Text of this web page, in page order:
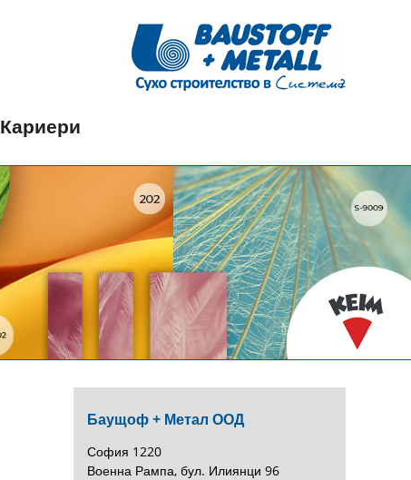
Кариери
Баущоф + Метал ООД
София 1220
Военна Рампа, бул. Илиянци 96